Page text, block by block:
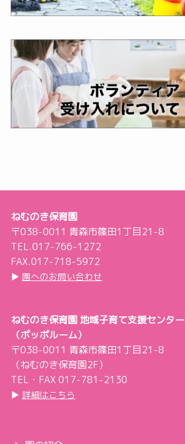
ねむのき保育園
〒038-0011 青森市篠田1丁目21-8
TEL.017-766-1272
FAX.017-718-5972
▶︎ 園へのお問い合わせ
ねむのき保育園 地域子育て支援センター
（ポッポルーム）
〒038-0011 青森市篠田1丁目21-8
（ねむのき保育園2F）
TEL・FAX 017-781-2130
▶︎ 詳細はこちら